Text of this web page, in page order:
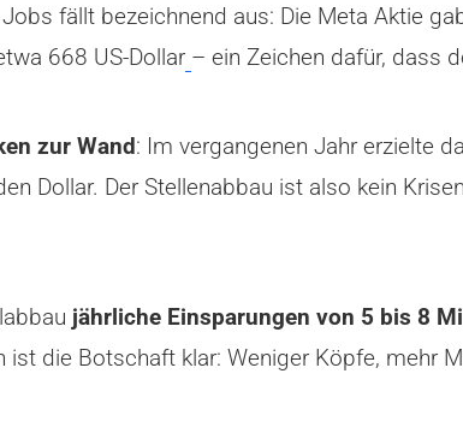
fällt bezeichnend aus: Die Meta Aktie
668 US-Dollar – ein Zeichen dafür, dass
zur Wand: Im vergangenen Jahr erzielte
Dollar. Der Stellenabbau ist also kein
jährliche Einsparungen von 5 bis 8
ist die Botschaft klar: Weniger Köpfe, mehr